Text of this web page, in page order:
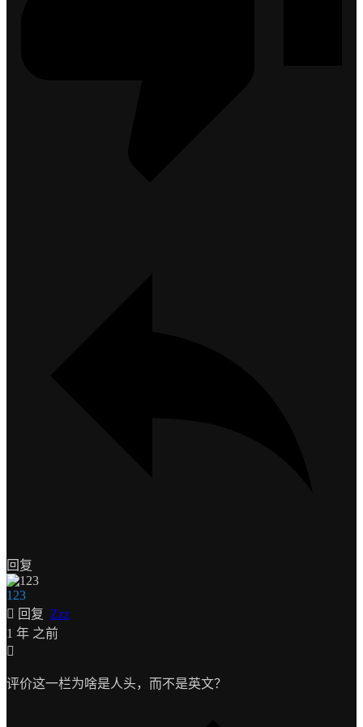
回复
123
回复 Zzz
1 年 之前
评价这一栏为啥是人头，而不是英文？